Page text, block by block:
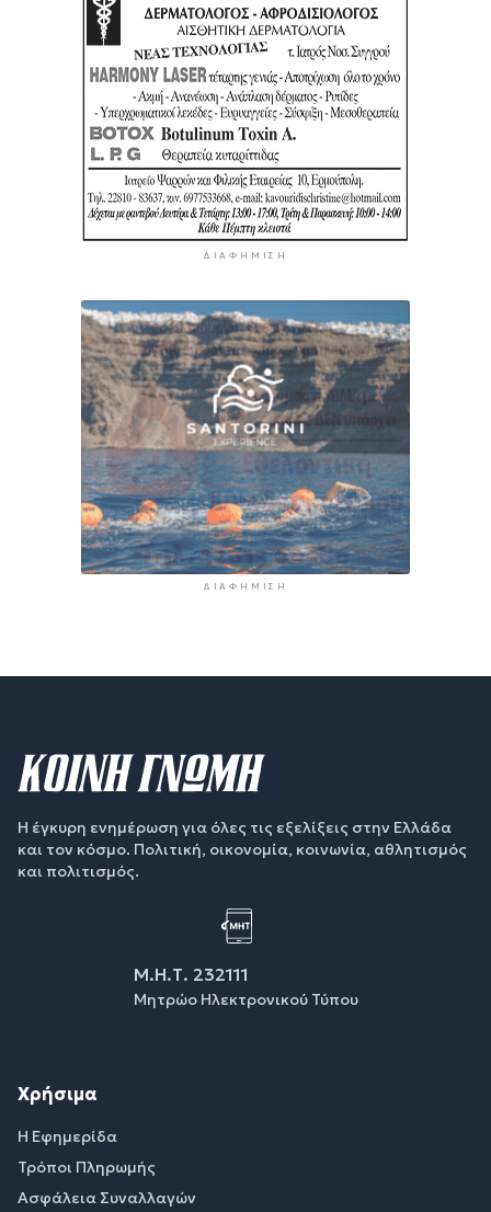
ΔΙΑΦΉΜΙΣΗ
ΔΙΑΦΉΜΙΣΗ
Η έγκυρη ενημέρωση για όλες τις εξελίξεις στην Ελλάδα
και τον κόσμο. Πολιτική, οικονομία, κοινωνία, αθλητισμός
και πολιτισμός.
Μ.Η.Τ. 232111
Μητρώο Ηλεκτρονικού Τύπου
Χρήσιμα
Η Εφημερίδα
Τρόποι Πληρωμής
Ασφάλεια Συναλλαγών